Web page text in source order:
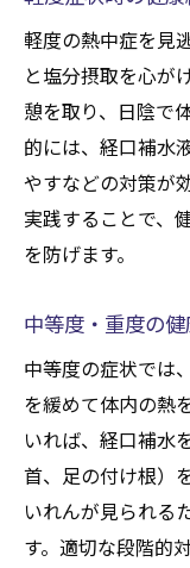
軽度の熱中症を見
と塩分摂取を心が
憩を取り、日陰で
的には、経口補水
やすなどの対策が
実践することで、
を防げます。
中等度・重度の
中等度の症状では
を緩めて体内の熱
いれば、経口補水
首、足の付け根）
いれんが見られる
す。適切な段階的